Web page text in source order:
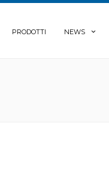
PRODOTTI NEWS